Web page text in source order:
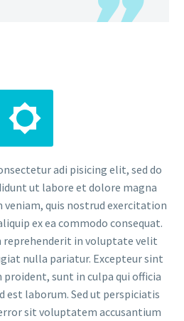


adi pisicing elit, sed do
ut labore et dolore magna
veniam, quis nostrud exercitation
ex ea commodo consequat.
reprehenderit in voluptate velit
nulla pariatur. Excepteur sint
sunt in culpa qui officia
laborum. Sed ut perspiciatis
sit voluptatem accusantium